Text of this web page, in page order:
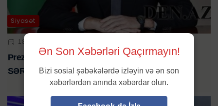
Siyasət
18 APR 2024 | 11:10
Prezident Anar Axundova yüksək vəzifə verdi -
SƏRƏNCAM
Ən Son Xəbərləri Qaçırmayın!
Bizi sosial şəbəkələrdə izləyin və ən son
xəbərlərdən anında xəbərdar olun.